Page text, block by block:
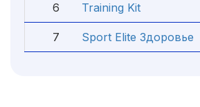
6
Training Kit
7 Sport Elite Здоровье